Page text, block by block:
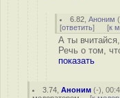
6.82 ,Аноним (
[ответить] [к
А ты
Речь о том,
показать
3.74 ,Аноним (-),